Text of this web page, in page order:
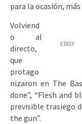
para la ocasión,
XTASY
Volviend
o al
directo,
que
protago
nizaron en The
done”, “Flesh and
previsible trasiego
the gun”.